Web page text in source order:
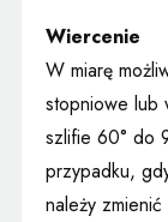
Wiercenie
W miarę
stopniowe lub
szlifie 60° do
przypadku,
należy